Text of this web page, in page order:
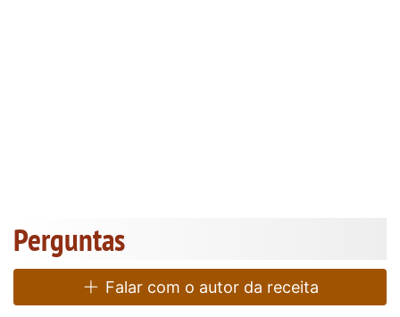
Perguntas
Falar com o autor da receita